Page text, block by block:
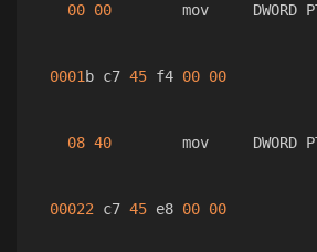
00 00
mov     DWORD
0001b c7 45 f4 00 00
08 40
mov     DWORD
00022 c7 45 e8 00 00